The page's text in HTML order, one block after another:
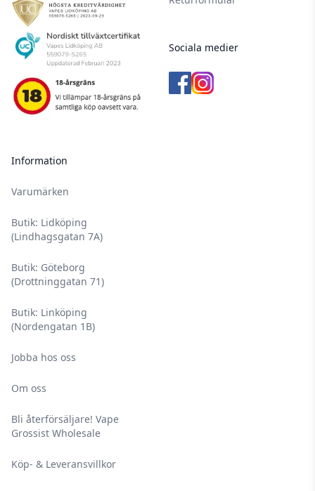
Information
Varumärken
Butik: Lidköping
(Lindhagsgatan 7A)
Butik: Göteborg
(Drottninggatan 71)
Butik: Linköping
(Nordengatan 1B)
Jobba hos oss
Om oss
Bli återförsäljare! Vape
Grossist Wholesale
Köp- & Leveransvillkor
Sociala medier